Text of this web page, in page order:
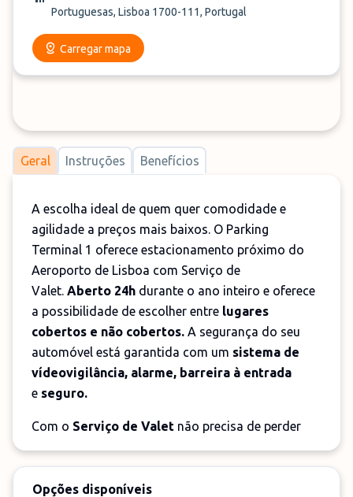
Portuguesas, Lisboa 1700-111, Portugal
Carregar mapa
Geral Instruções Benefícios
A escolha ideal de quem quer comodidade e
agilidade a preços mais baixos. O Parking
Terminal 1 oferece estacionamento próximo do
Aeroporto de Lisboa com Serviço de
Valet. Aberto 24h durante o ano inteiro e oferece
a possibilidade de escolher entre lugares
cobertos e não cobertos. A segurança do seu
automóvel está garantida com um sistema de
vídeovigilância, alarme, barreira à entrada
e seguro.
Com o Serviço de Valet não precisa de perder
direto ao terminal pois um motorista profissional
do parque estará à sua espera para conduzir o seu
Opções disponíveis